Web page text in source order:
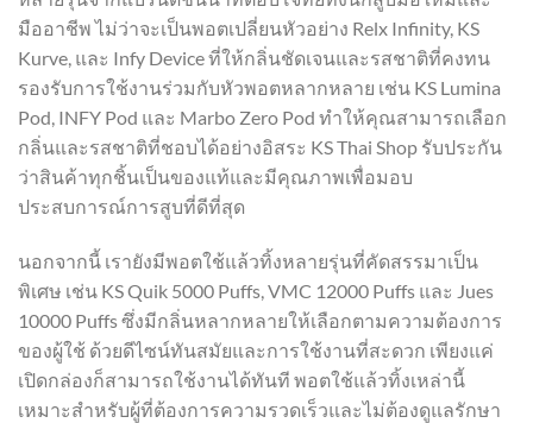
มืออาชีพ ไม่ว่าจะเป็นพอตเปลี่ยนหัวอย่าง Relx Infinity, KS
Kurve, และ Infy Device ที่ให้กลิ่นชัดเจนและรสชาติที่คงทน
รองรับการใช้งานร่วมกับหัวพอตหลากหลาย เช่น KS Lumina
Pod, INFY Pod และ Marbo Zero Pod ทำให้คุณสามารถเลือก
กลิ่นและรสชาติที่ชอบได้อย่างอิสระ KS Thai Shop รับประกัน
ว่าสินค้าทุกชิ้นเป็นของแท้และมีคุณภาพเพื่อมอบ
ประสบการณ์การสูบที่ดีที่สุด
นอกจากนี้ เรายังมีพอตใช้แล้วทิ้งหลายรุ่นที่คัดสรรมาเป็น
พิเศษ เช่น KS Quik 5000 Puffs, VMC 12000 Puffs และ Jues
10000 Puffs ซึ่งมีกลิ่นหลากหลายให้เลือกตามความต้องการ
ของผู้ใช้ ด้วยดีไซน์ทันสมัยและการใช้งานที่สะดวก เพียงแค่
เปิดกล่องก็สามารถใช้งานได้ทันที พอตใช้แล้วทิ้งเหล่านี้
เหมาะสำหรับผู้ที่ต้องการความรวดเร็วและไม่ต้องดูแลรักษา